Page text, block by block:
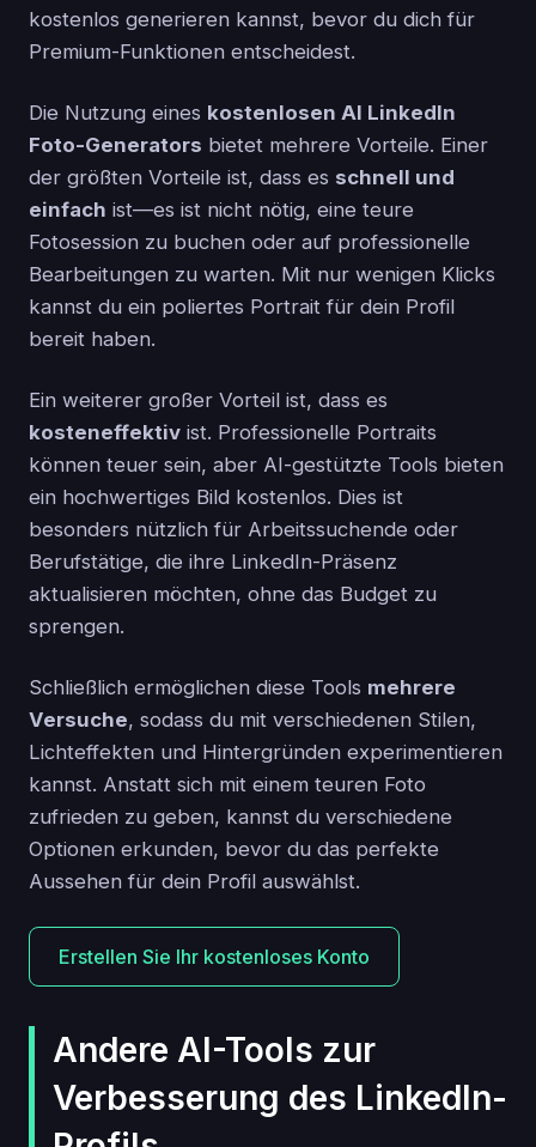
kostenlos generieren kannst, bevor du dich für
Premium-Funktionen entscheidest.
Die Nutzung eines kostenlosen AI LinkedIn
Foto-Generators bietet mehrere Vorteile. Einer
der größten Vorteile ist, dass es schnell und
einfach ist—es ist nicht nötig, eine teure
Fotosession zu buchen oder auf professionelle
Bearbeitungen zu warten. Mit nur wenigen Klicks
kannst du ein poliertes Portrait für dein Profil
bereit haben.
Ein weiterer großer Vorteil ist, dass es
kosteneffektiv ist. Professionelle Portraits
können teuer sein, aber AI-gestützte Tools bieten
ein hochwertiges Bild kostenlos. Dies ist
besonders nützlich für Arbeitssuchende oder
Berufstätige, die ihre LinkedIn-Präsenz
aktualisieren möchten, ohne das Budget zu
sprengen.
Schließlich ermöglichen diese Tools mehrere
Versuche, sodass du mit verschiedenen Stilen,
Lichteffekten und Hintergründen experimentieren
kannst. Anstatt sich mit einem teuren Foto
zufrieden zu geben, kannst du verschiedene
Optionen erkunden, bevor du das perfekte
Aussehen für dein Profil auswählst.
Erstellen Sie Ihr kostenloses Konto
Andere AI-Tools zur
Verbesserung des LinkedIn-